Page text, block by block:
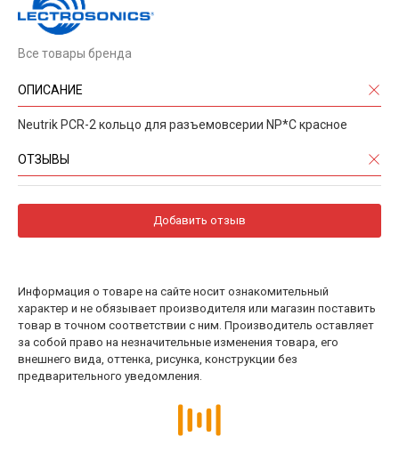
Все товары бренда
ОПИСАНИЕ
Neutrik PCR-2 кольцо для разъемовсерии NP*C красное
ОТЗЫВЫ
Добавить отзыв
Информация о товаре на сайте носит ознакомительный
характер и не обязывает производителя или магазин поставить
товар в точном соответствии с ним. Производитель оставляет
за собой право на незначительные изменения товара, его
внешнего вида, оттенка, рисунка, конструкции без
предварительного уведомления.